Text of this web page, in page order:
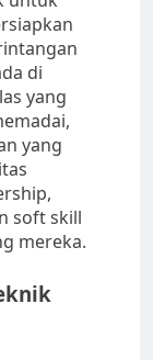
di
yang
yang
soft skill
mereka.